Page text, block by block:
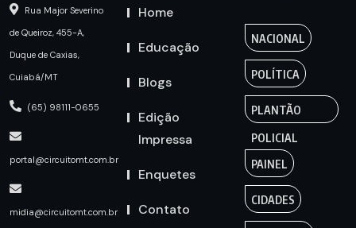
Rua Major Severino
de Queiroz, 455-A,
Duque de Caxias,
Cuiabá/MT
(65) 98111-0655
portal@circuitomt.com.br
midia@circuitomt.com.br
Home
Educação
Blogs
Edição
Impressa
Enquetes
Contato
NACIONAL
POLÍTICA
PLANTÃO
POLICIAL
PAINEL
CIDADES